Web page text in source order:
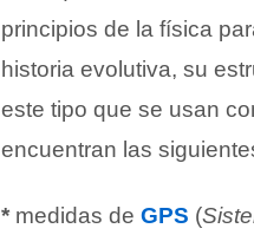
principios de la física
historia evolutiva, su
este tipo que se usan
encuentran las
* medidas de GPS (